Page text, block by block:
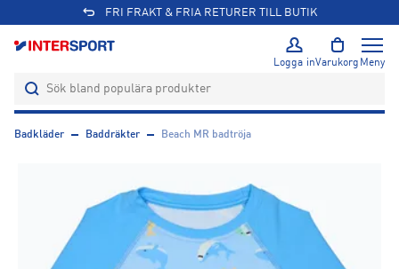
FRI FRAKT & FRIA RETURER TILL BUTIK
Logga inVarukorg Meny
Badkläder Baddräkter Beach MR badtröja